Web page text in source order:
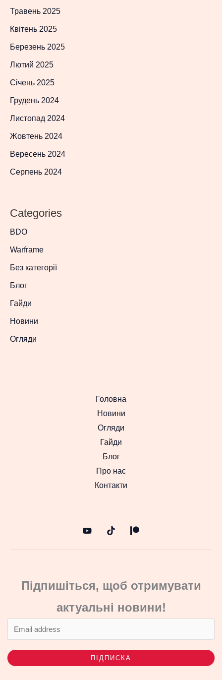
Травень 2025
Квітень 2025
Березень 2025
Лютий 2025
Січень 2025
Грудень 2024
Листопад 2024
Жовтень 2024
Вересень 2024
Серпень 2024
Categories
BDO
Warframe
Без категорії
Блог
Гайди
Новини
Огляди
Головна
Новини
Огляди
Гайди
Блог
Про нас
Контакти
Підпишіться, щоб отримувати
актуальні новини!
ПІДПИСКА